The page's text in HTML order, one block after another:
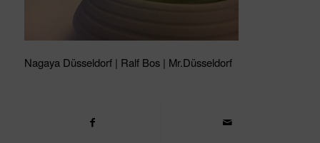
Nagaya Düsseldorf | Ralf Bos | Mr.Düsseldorf